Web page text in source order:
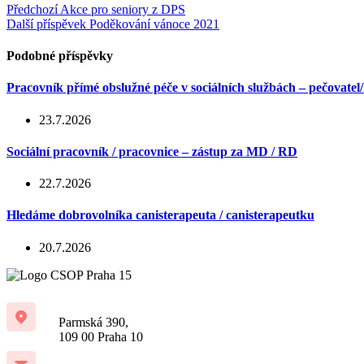
PředchozíAkce pro seniory z DPS
Další příspěvek Poděkování vánoce 2021
Podobné příspěvky
Pracovník přímé obslužné péče v sociálních službách –
23.7.2026
Sociální pracovník / pracovnice – zástup za MD / RD
22.7.2026
Hledáme dobrovolníka canisterapeuta / canisterapeutku
20.7.2026
Parmská 390,
109 00 Praha 10